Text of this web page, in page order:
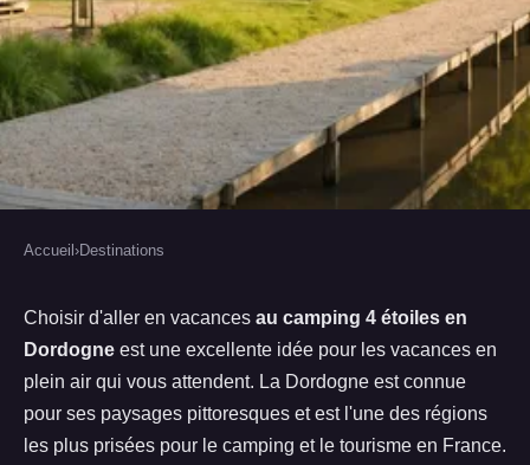
Camping 4 étoiles en Dordogne:
pourquoi le choisir pour vos
prochaines vacances en plein air
?
Accueil ›Destinations
Choisir d'aller en vacances au camping 4 étoiles en
Dordogne est une excellente idée pour les vacances en
plein air qui vous attendent. La Dordogne est connue
pour ses paysages pittoresques et est l'une des régions
les plus prisées pour le camping et le tourisme en France.